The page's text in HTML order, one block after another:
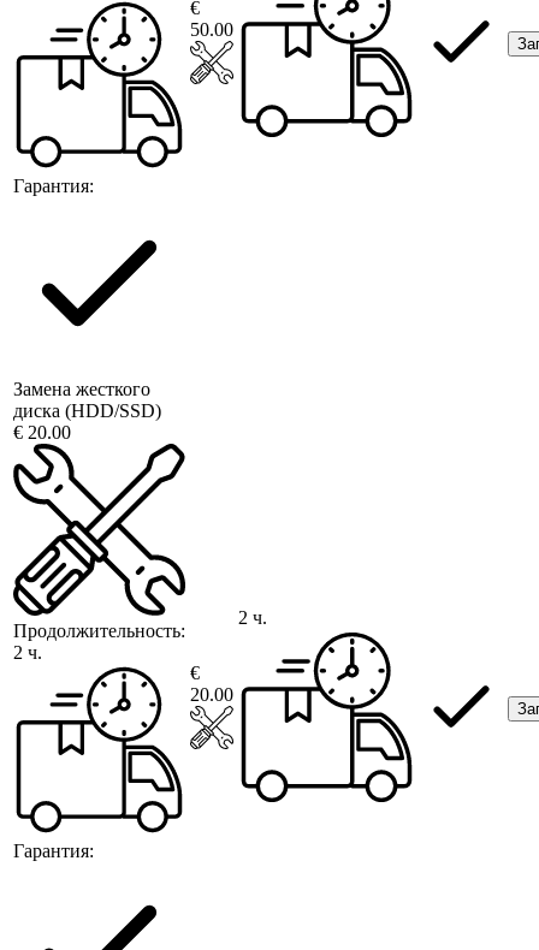
Гарантия:
€
50.00
Замена жесткого
диска (HDD/SSD)
€ 20.00
Продолжительность:
2 ч.
Гарантия:
€
20.00
2 ч.